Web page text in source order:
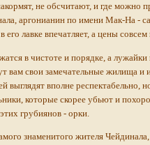
не обсчитают, и где можно
аргонианин по имени Мак-На -
лавке впечатляет, а цены
в чистоте и порядке, а
вам свои замечательные жилища
вполне респектабельно,
которые скорее убьют и
грубиянов - орки.
знаменитого жителя